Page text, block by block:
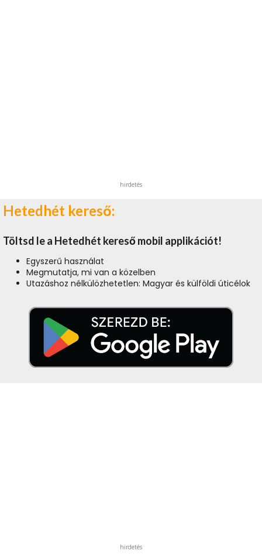
hirdetés
Hetedhét kereső:
Töltsd le a Hetedhét kereső mobil applikációt!
Egyszerű használat
Megmutatja, mi van a közelben
Utazáshoz nélkülözhetetlen: Magyar és külföldi úticélok
hirdetés